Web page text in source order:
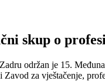
skup o
održan je 15.
za vještačenje,